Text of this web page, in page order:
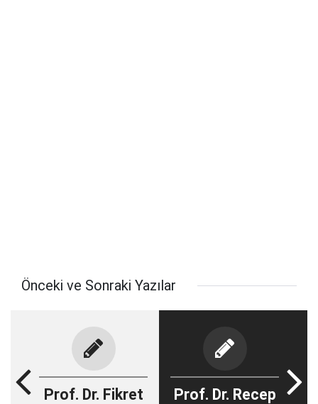
Önceki ve Sonraki Yazılar
Prof. Dr. Fikret
Prof. Dr. Recep